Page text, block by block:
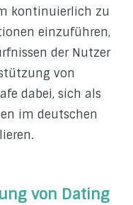
kontinuierlich zu
einzuführen,
der Nutzer
von
dabei, sich als
im deutschen
von Dating